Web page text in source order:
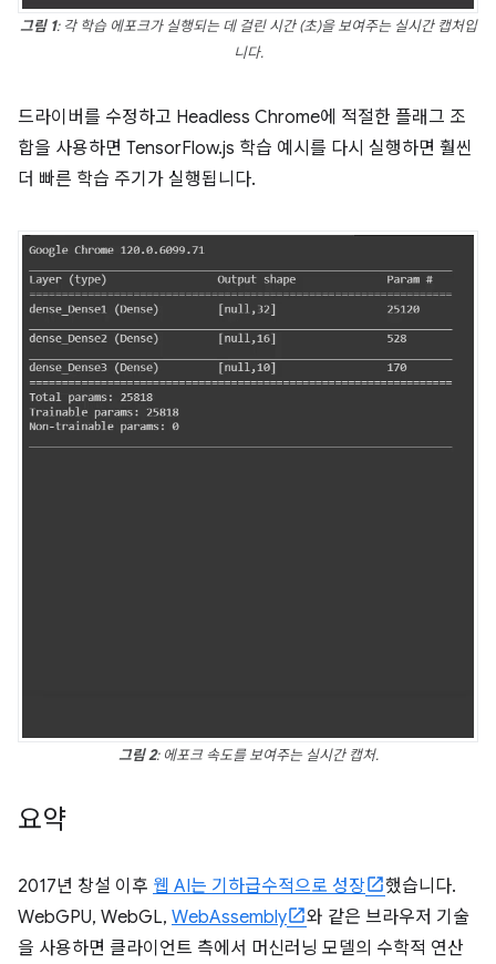
그림 1: 각 학습 에포크가 실행되는 데 걸린 시간 (초)을 보여주는 실시간 캡처입
니다.
드라이버를 수정하고 Headless Chrome에 적절한 플래그 조
합을 사용하면 TensorFlow.js 학습 예시를 다시 실행하면 훨씬
더 빠른 학습 주기가 실행됩니다.
그림 2: 에포크 속도를 보여주는 실시간 캡처.
요약
2017년 창설 이후 웹 AI는 기하급수적으로 성장
했습니다.
WebGPU, WebGL, WebAssembly
와 같은 브라우저 기술
을 사용하면 클라이언트 측에서 머신러닝 모델의 수학적 연산